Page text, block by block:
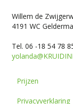
Willem de
4191 WC
Tel. 06 -18 54 78
Prijzen
Privacyverklaring